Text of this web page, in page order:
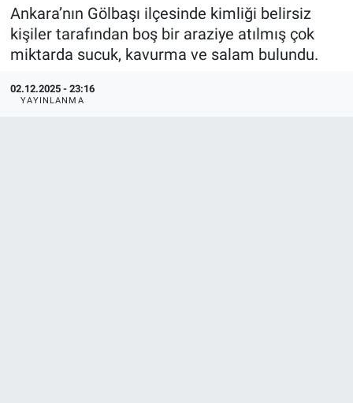
Ankara’nın Gölbaşı ilçesinde kimliği belirsiz
kişiler tarafından boş bir araziye atılmış çok
miktarda sucuk, kavurma ve salam bulundu.
02.12.2025 - 23:16
YAYINLANMA
Son Dakika Haberleri